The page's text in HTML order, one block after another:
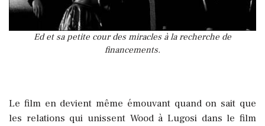
Ed et sa petite cour des miracles à la recherche de
financements.
Le film en devient même émouvant quand on sait que
les relations qui unissent Wood à Lugosi dans le film